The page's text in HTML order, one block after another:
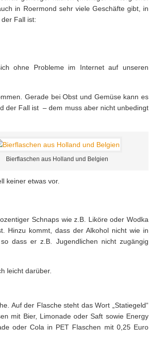
in Roermond sehr viele Geschäfte gibt, in
Fall ist:
ohne Probleme im Internet auf unseren
Gerade bei Obst und Gemüse kann es
der Fall ist – dem muss aber nicht unbedingt
Bierflaschen aus Holland und Belgien
keiner etwas vor.
Schnaps wie z.B. Liköre oder Wodka
Hinzu kommt, dass der Alkohol nicht wie in
dass er z.B. Jugendlichen nicht zugängig
leicht darüber.
Auf der Flasche steht das Wort „Statiegeld“
mit Bier, Limonade oder Saft sowie Energy
oder Cola in PET Flaschen mit 0,25 Euro